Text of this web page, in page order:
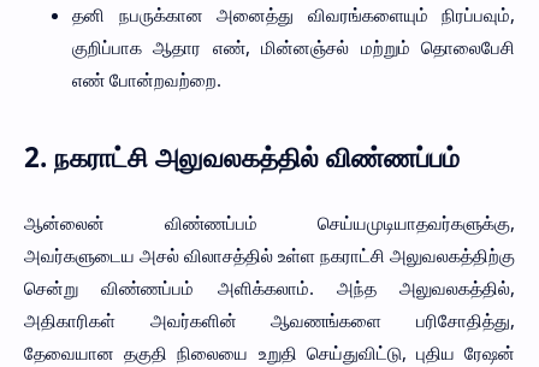
தனி நபருக்கான அனைத்து விவரங்களையும் நிரப்பவும்,
குறிப்பாக ஆதார எண், மின்னஞ்சல் மற்றும் தொலைபேசி
எண் போன்றவற்றை.
2. நகராட்சி அலுவலகத்தில் விண்ணப்பம்
ஆன்லைன் விண்ணப்பம் செய்யமுடியாதவர்களுக்கு,
அவர்களுடைய அசல் விலாசத்தில் உள்ள நகராட்சி அலுவலகத்திற்கு
சென்று விண்ணப்பம் அளிக்கலாம். அந்த அலுவலகத்தில்,
அதிகாரிகள் அவர்களின் ஆவணங்களை பரிசோதித்து,
தேவையான தகுதி நிலையை உறுதி செய்துவிட்டு, புதிய ரேஷன்